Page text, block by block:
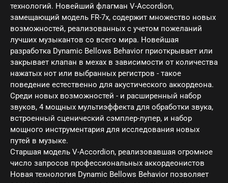
технологий. Новейший флагман V-Accordion,
замещающий модель FR-7x, содержит множество новых
возможностей, реализованных с учетом пожеланий
лучших музыкантов со всего мира. Новейшая
разработка Dynamic Bellows Behavior приоткрывает или
закрывает клапан в мехах в зависимости от количества
нажатых нот или выбранных регистров - такое
поведение естественно для акустического аккордеона.
Среди новых возможностей - и расширенный набор
звуков, 4 мощных мультиэффекта для обработки звука,
встроенный сценический сэмплер-лупер, и набор
мощного инструментария для исследования новых
путей в музыке.
Старшая модель V-Accordion, реализовавшая огромное
число запросов профессиональных аккордеонистов
Новая технология Dynamic Bellows Behavior позволяет